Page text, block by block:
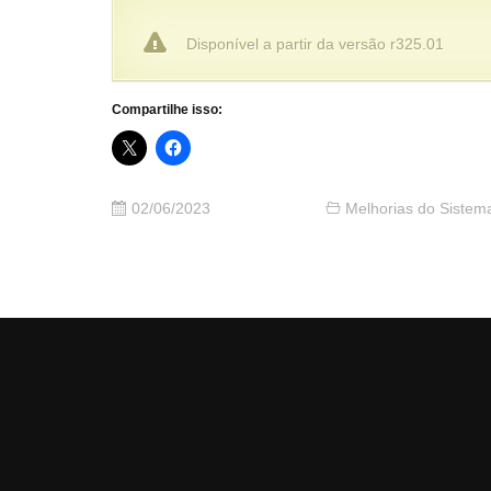
Disponível a partir da versão r325.01
Compartilhe isso:
02/06/2023 Melhorias do